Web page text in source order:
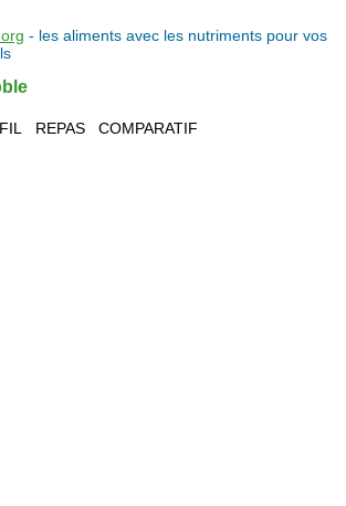
- les aliments avec les nutriments pour vos
REPAS COMPARATIF